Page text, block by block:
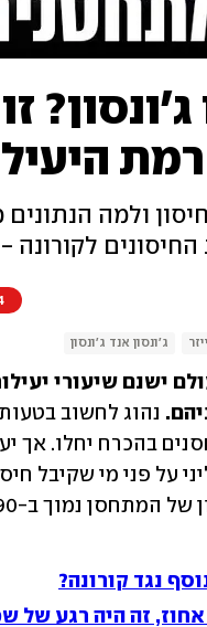
ג'ונסון?
רמת
ולמה
ג'ונסון אנד ג'ונסון
נגד קורונה?